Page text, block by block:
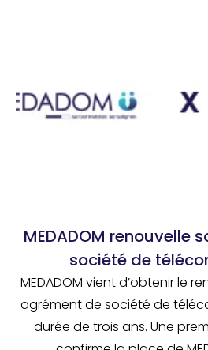
MEDADOM renouvelle
société de
MEDADOM vient d’obtenir le
agrément de société de
durée de trois ans. Une